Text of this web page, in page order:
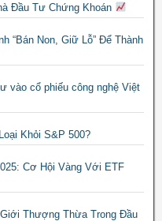
Đầu Tư Chứng Khoán
“Bán Non, Giữ Lỗ” Để Thành
vào cổ phiếu công nghệ Việt
Khỏi S&P 500?
Cơ Hội Vàng Với ETF
Thượng Thừa Trong Đầu